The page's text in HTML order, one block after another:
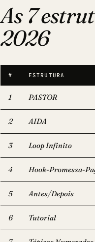
As 7
2026
# ESTRUTURA
1 PASTOR
2 AIDA
3 Loop Infinito
4 Hook-Promessa-
5 Antes/Depois
6 Tutorial